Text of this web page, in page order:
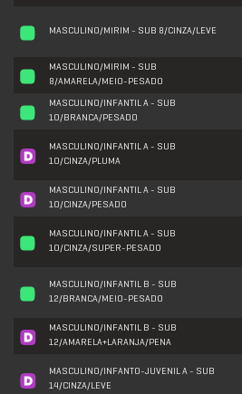
MASCULINO/MIRIM - SUB 8/CINZA/LEVE
MASCULINO/MIRIM - SUB
8/AMARELA/MEIO-PESADO
MASCULINO/INFANTIL A - SUB
10/BRANCA/PESADO
MASCULINO/INFANTIL A - SUB
10/CINZA/PLUMA
MASCULINO/INFANTIL A - SUB
10/CINZA/PESADO
MASCULINO/INFANTIL A - SUB
10/CINZA/SUPER-PESADO
MASCULINO/INFANTIL B - SUB
12/BRANCA/MEIO-PESADO
MASCULINO/INFANTIL B - SUB
12/AMARELA+LARANJA/PENA
MASCULINO/INFANTO-JUVENIL A - SUB
14/CINZA/LEVE